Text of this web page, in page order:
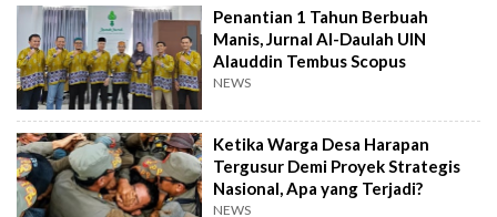
Penantian 1 Tahun Berbuah
Manis, Jurnal Al-Daulah UIN
Alauddin Tembus Scopus
NEWS
Ketika Warga Desa Harapan
Tergusur Demi Proyek Strategis
Nasional, Apa yang Terjadi?
NEWS